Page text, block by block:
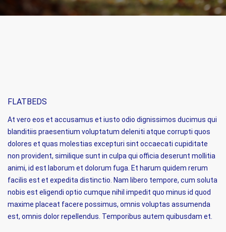
FLATBEDS
At vero eos et accusamus et iusto odio dignissimos ducimus qui
blanditiis praesentium voluptatum deleniti atque corrupti quos
dolores et quas molestias excepturi sint occaecati cupiditate
non provident, similique sunt in culpa qui officia deserunt mollitia
animi, id est laborum et dolorum fuga. Et harum quidem rerum
facilis est et expedita distinctio. Nam libero tempore, cum soluta
nobis est eligendi optio cumque nihil impedit quo minus id quod
maxime placeat facere possimus, omnis voluptas assumenda
est, omnis dolor repellendus. Temporibus autem quibusdam et.